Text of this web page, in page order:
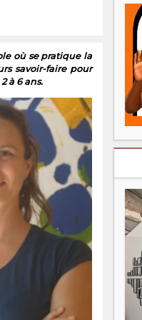
où se pratique la
savoir-faire pour
à 6 ans.